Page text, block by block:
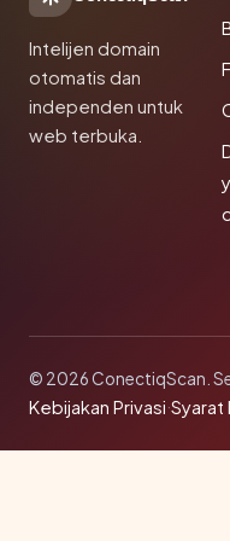
Intelijen domain
otomatis dan
independen untuk
web terbuka.
© 2026 ConectiqScan.
Kebijakan Privasi·Syarat